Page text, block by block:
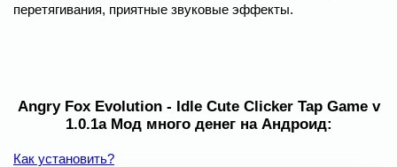
перетягивания, приятные звуковые эффекты.
Angry Fox Evolution - Idle Cute Clicker Tap Game v
1.0.1a Мод много денег на Андроид:
Как установить?